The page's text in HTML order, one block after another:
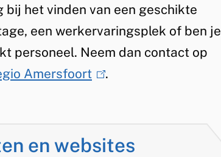
het vinden van een geschikte
een werkervaringsplek of ben je
personeel. Neem dan contact op
Amersfoort
n
.
en websites